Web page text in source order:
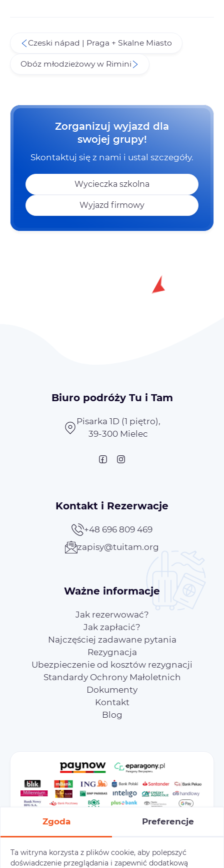
Czeski nápad | Praga + Skalne Miasto
Obóz młodzieżowy w Rimini
Zorganizuj wyjazd dla
swojej grupy!
Skontaktuj się z nami i ustal szczegóły.
Wycieczka szkolna
Wyjazd firmowy
Biuro podróży Tu i Tam
Pisarka 1D (1 piętro),
39-300 Mielec
Kontakt i Rezerwacje
+48 696 809 469
zapisy@tuitam.org
Ważne informacje
Jak rezerwować?
Jak zapłacić?
Najczęściej zadawane pytania
Rezygnacja
Ubezpieczenie od kosztów rezygnacji
Standardy Ochrony Małoletnich
Dokumenty
Kontakt
Blog
Preferencje cookies Polityka prywatności
Zgoda Preferencje
Ta witryna korzysta z plików cookie, aby polepszyć
doświadczenie przeglądania i zapewnić dodatkową